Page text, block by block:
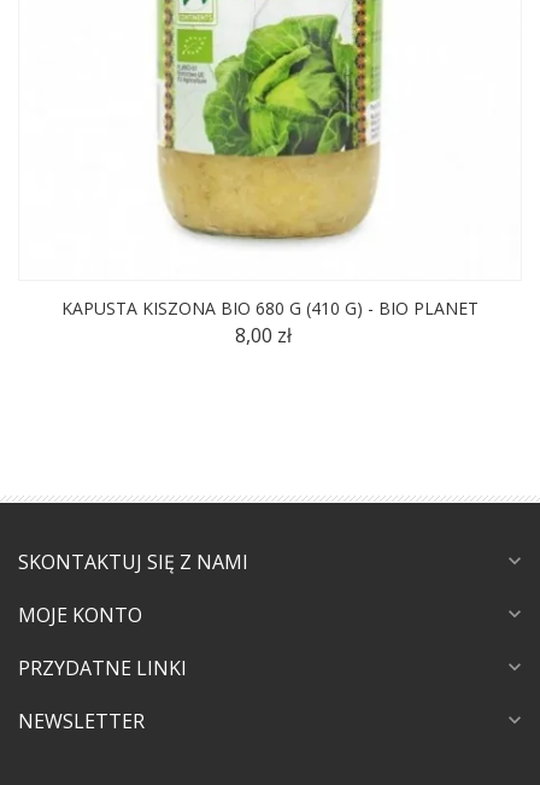
KAPUSTA KISZONA BIO 680 G (410 G) - BIO PLANET
8,00 zł
SKONTAKTUJ SIĘ Z NAMI expand_more
MOJE KONTO expand_more
PRZYDATNE LINKI expand_more
NEWSLETTER expand_more